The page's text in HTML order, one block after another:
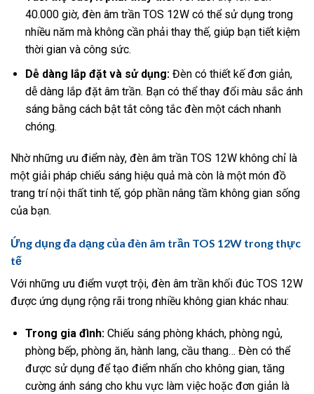
40.000 giờ, đèn âm trần TOS 12W có thể sử dụng trong
nhiều năm mà không cần phải thay thế, giúp bạn tiết kiệm
thời gian và công sức.
Dễ dàng lắp đặt và sử dụng:Đèn có thiết kế đơn giản,
dễ dàng lắp đặt âm trần. Bạn có thể thay đổi màu sắc ánh
sáng bằng cách bật tắt công tắc đèn một cách nhanh
chóng.
Nhờ những ưu điểm này, đèn âm trần TOS 12W không chỉ là
một giải pháp chiếu sáng hiệu quả mà còn là một món đồ
trang trí nội thất tinh tế, góp phần nâng tầm không gian sống
của bạn.
Ứng dụng đa dạng của đèn âm trần TOS 12W trong thực
tế
Với những ưu điểm vượt trội, đèn âm trần khối đúc TOS 12W
được ứng dụng rộng rãi trong nhiều không gian khác nhau:
Trong gia đình:Chiếu sáng phòng khách, phòng ngủ,
phòng bếp, phòng ăn, hành lang, cầu thang… Đèn có thể
được sử dụng để tạo điểm nhấn cho không gian, tăng
cường ánh sáng cho khu vực làm việc hoặc đơn giản là